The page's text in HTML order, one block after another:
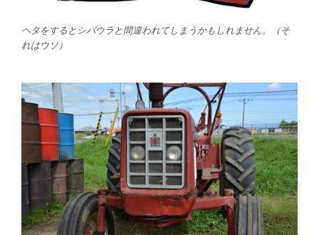
ヘタをするとシバウラと間違われてしまうかもしれません。（そ
れはウソ）